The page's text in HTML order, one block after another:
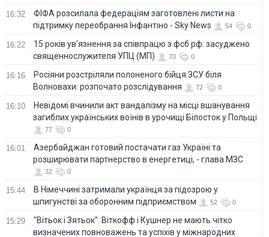
16:32
ФІФА розсилала федераціям заготовлені листи на
підтримку переобрання Інфантіно - Sky News
54 0
16:22
15 років ув’язнення за співпрацю з фсб рф: засуджено
священнослужителя УПЦ (МП)
70 0
16:16
Росіяни розстріляли полоненого бійця ЗСУ біля
Волновахи: розпочато розслідування
72 0
16:10
Невідомі вчинили акт вандалізму на місці вшанування
загиблих українських воїнів в урочищі Білосток у Польщі
77 0
16:01
Азербайджан готовий постачати газ Україні та
розширювати партнерство в енергетиці, - глава МЗС
32 0
15:44
В Німеччині затримали українця за підозрою у
шпигунстві за оборонним підприємством
52 0
15:29
"Вітьок і Зятьок": Віткофф і Кушнер не мають чітко
визначених повноважень та успіхів у міжнародних